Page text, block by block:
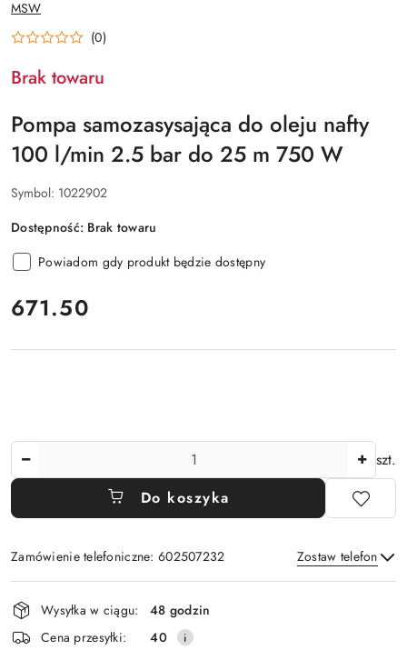
PRODUCENTA:
MSW
(0)
Brak towaru
Pompa samozasysająca do oleju nafty
100 l/min 2.5 bar do 25 m 750 W
Symbol: 1022902
Dostępność: Brak towaru
Powiadom gdy produkt będzie dostępny
cena:
671.50
szt.
Do koszyka
Zamówienie telefoniczne: 602507232 Zostaw telefon
Wyślij
Dostępność
i
dostawa
Wysyłka w ciągu:
48 godzin
Cena przesyłki:
40